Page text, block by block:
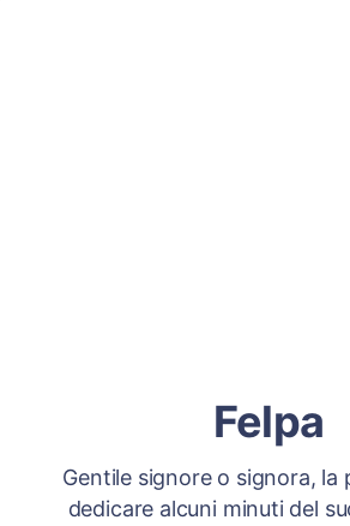
Felpa
Gentile signore o signora, la
dedicare alcuni minuti del